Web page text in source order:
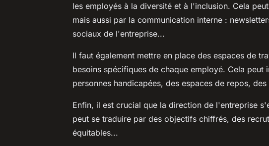
les employés à la diversité et à l'inclusion. Cela
mais aussi par la communication interne :
sociaux de l'entreprise...
Il faut également mettre en place des espaces de
besoins spécifiques de chaque employé. Cela peut
personnes handicapées, des espaces de repos,
Enfin, il est crucial que la direction de l'entreprise
peut se traduire par des objectifs chiffrés, des
équitables...